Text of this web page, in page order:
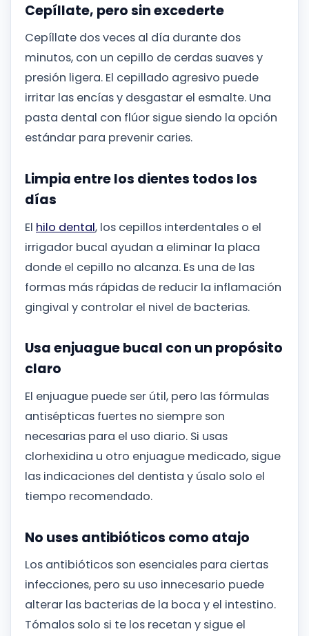
Cepíllate, pero sin excederte
Cepíllate dos veces al día durante dos
minutos, con un cepillo de cerdas suaves y
presión ligera. El cepillado agresivo puede
irritar las encías y desgastar el esmalte. Una
pasta dental con flúor sigue siendo la opción
estándar para prevenir caries.
Limpia entre los dientes todos los
días
El hilo dental, los cepillos interdentales o el
irrigador bucal ayudan a eliminar la placa
donde el cepillo no alcanza. Es una de las
formas más rápidas de reducir la inflamación
gingival y controlar el nivel de bacterias.
Usa enjuague bucal con un propósito
claro
El enjuague puede ser útil, pero las fórmulas
antisépticas fuertes no siempre son
necesarias para el uso diario. Si usas
clorhexidina u otro enjuague medicado, sigue
las indicaciones del dentista y úsalo solo el
tiempo recomendado.
No uses antibióticos como atajo
Los antibióticos son esenciales para ciertas
infecciones, pero su uso innecesario puede
alterar las bacterias de la boca y el intestino.
Tómalos solo si te los recetan y sigue el